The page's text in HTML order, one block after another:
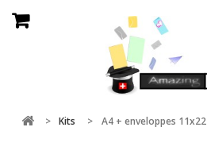
> Kits > A4 + enveloppes 11x22